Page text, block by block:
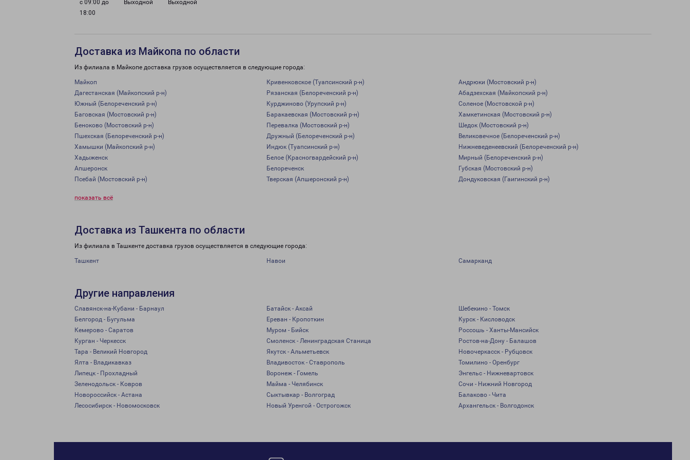
с 09:00 до
18:00
Выходной Выходной
Доставка из Майкопа по области
Из филиала в Майкопе доставка грузов осуществляется в следующие города:
Майкоп Кривенковское (Туапсинский р-н)
Андрюки (Мостовский р-н)
Дагестанская (Майкопский р-н)
Рязанская (Белореченский р-н)
Абадзехская (Майкопский р-н)
Южный (Белореченский р-н)
Курджиново (Урупский р-н)
Соленое (Мостовской р-н)
Баговская (Мостовский р-н)
Баракаевская (Мостовский р-н)
Хамкетинская (Мостовский р-н)
Беноково (Мостовский р-н)
Перевалка (Мостовский р-н)
Шедок (Мостовский р-н)
Пшехская (Белореченский р-н)
Дружный (Белореченский р-н)
Великовечное (Белореченский р-н)
Хамышки (Майкопский р-н)
Индюк (Туапсинский р-н)
Нижневеденеевский (Белореченский р-н)
Хадыженск
Белое (Красногвардейский р-н)
Мирный (Белореченский р-н)
Апшеронск
Белореченск
Губская (Мостовский р-н)
Псебай (Мостовский р-н)
Тверская (Апшеронский р-н) Дондуковская (Гаигинский р-н)
показать всё
Доставка из Ташкента по области
Из филиала в Ташкенте доставка грузов осуществляется в следующие города:
Ташкент Навои Самарканд
Другие направления
Славянск-на-Кубани - Барнаул Батайск - Аксай
Шебекино - Томск
Белгород - Бугульма
Ереван - Кропоткин
Курск - Кисловодск
Кемерово - Саратов
Муром - Бийск
Россошь - Ханты-Мансийск
Курган - Черкесск
Смоленск - Ленинградская Станица
Ростов-на-Дону - Балашов
Тара - Великий Новгород
Якутск - Альметьевск
Новочеркасск - Рубцовск
Ялта - Владикавказ
Владивосток - Ставрополь
Томилино - Оренбург
Липецк - Прохладный
Воронеж - Гомель
Энгельс - Нижневартовск
Зеленодольск - Ковров
Майма - Челябинск
Сочи - Нижний Новгород
Новороссийск - Астана
Сыктывкар - Волгоград
Балаково - Чита
Лесосибирск - Новомосковск
Новый Уренгой - Острогожск Архангельск - Волгодонск